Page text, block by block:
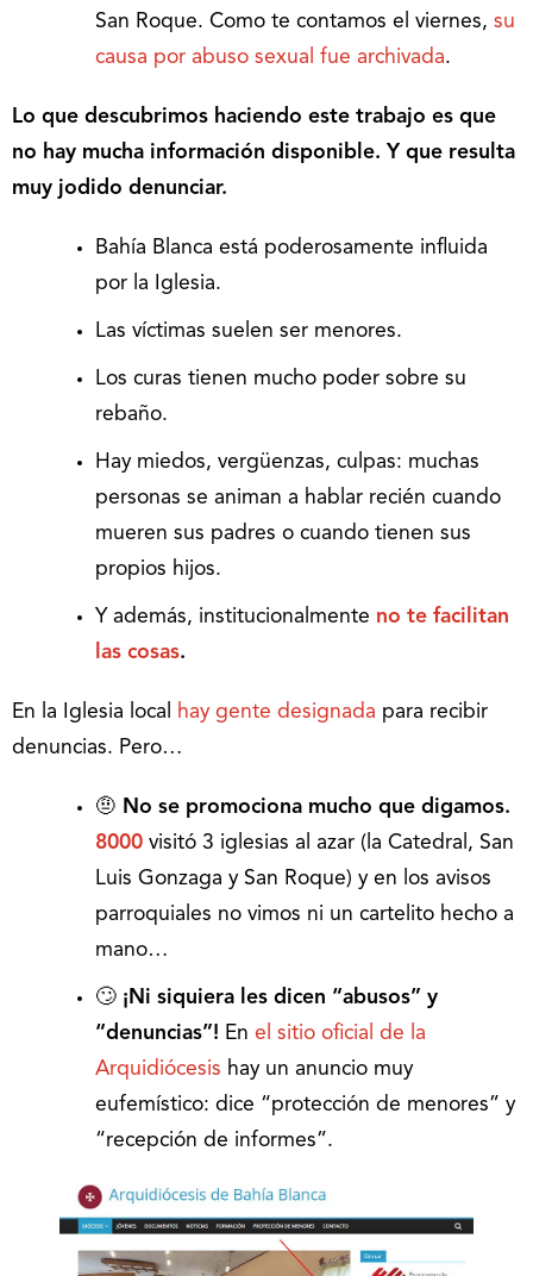
San Roque. Como te contamos el viernes, su
causa por abuso sexual fue archivada.
Lo que descubrimos haciendo este trabajo es que
no hay mucha información disponible. Y que resulta
muy jodido denunciar.
Bahía Blanca está poderosamente influida
por la Iglesia.
Las víctimas suelen ser menores.
Los curas tienen mucho poder sobre su
rebaño.
Hay miedos, vergüenzas, culpas: muchas
personas se animan a hablar recién cuando
mueren sus padres o cuando tienen sus
propios hijos.
Y además, institucionalmente no te facilitan
las cosas.
En la Iglesia local hay gente designada para recibir
denuncias. Pero…
🤨 No se promociona mucho que digamos.
8000 visitó 3 iglesias al azar (la Catedral, San
Luis Gonzaga y San Roque) y en los avisos
parroquiales no vimos ni un cartelito hecho a
mano…
🙄 ¡Ni siquiera les dicen “abusos” y
“denuncias”! En el sitio oficial de la
Arquidiócesis hay un anuncio muy
eufemístico: dice “protección de menores” y
“recepción de informes”.